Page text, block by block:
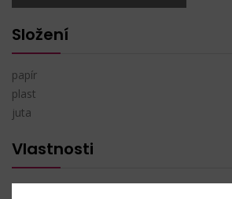
Složení
papír
plast
juta
Vlastnosti